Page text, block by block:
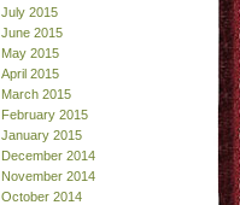
July 2015
June 2015
May 2015
April 2015
March 2015
February 2015
January 2015
December 2014
November 2014
October 2014